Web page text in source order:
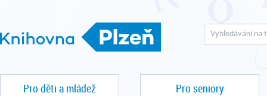
Pro děti a mládež Pro seniory